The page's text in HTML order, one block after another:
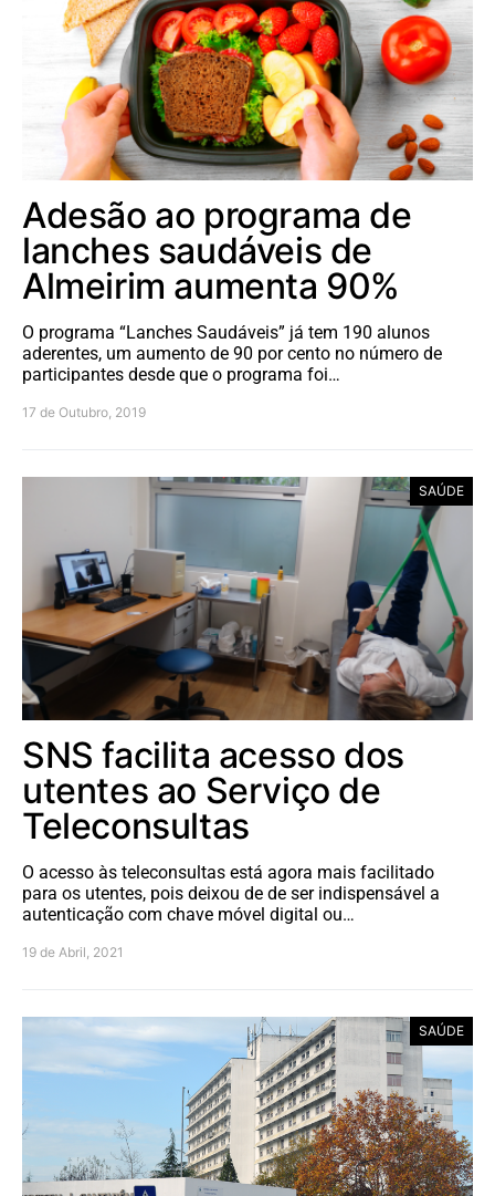
Adesão ao programa de
lanches saudáveis de
Almeirim aumenta 90%
O programa “Lanches Saudáveis” já tem 190 alunos
aderentes, um aumento de 90 por cento no número de
participantes desde que o programa foi…
17 de Outubro, 2019
SAÚDE
SNS facilita acesso dos
utentes ao Serviço de
Teleconsultas
O acesso às teleconsultas está agora mais facilitado
para os utentes, pois deixou de de ser indispensável a
autenticação com chave móvel digital ou…
19 de Abril, 2021
SAÚDE